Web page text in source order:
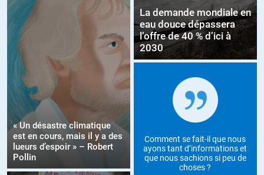
« Un désastre climatique
est en cours, mais il y a des
lueurs d’espoir » – Robert
Pollin
La demande mondiale en
eau douce dépassera
l’offre de 40 % d’ici à
2030
Comment se fait-il que nous
ayons tant d’informations et
que nous sachions si peu de
choses ?